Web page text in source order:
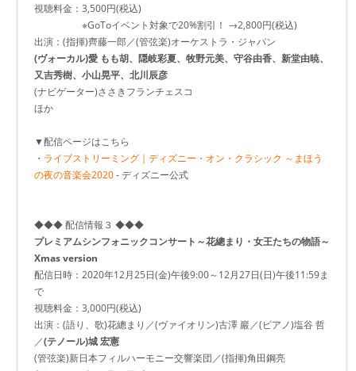
視聴料金：3,500円(税込)
※GoToイベント対象で20%割引！ →2,800円(税込)
出演：(指揮)齊藤一郎／(管弦楽)オーケストラ・ジャパン
(ヴォーカル)愛 もも胡、隠岐彩夏、牧野元美、守谷由香、新堂由暁、
又吉秀樹、小山晃平、北川辰彦
(ナビゲーター)ささきフランチェスコ
ほか
▼配信ページはこちら
・ ライブストリーミング｜ディズニー・オン・クラシック ～まほう
の夜の音楽会2020- ディズニー公式
◆◆◆ 配信情報３ ◆◆◆
プレミアムシンフォニックコンサート～花總まり・女王たちの物語～
Xmas version
配信日時：2020年12月25日(金)午後9:00～12月27日(日)午後11:59ま
で
視聴料金：3,000円(税込)
出演：(語り、歌)花總まり／(ヴァイオリン)古澤 巖／(ピアノ)塩谷 哲
／(テノール)城 宏憲
(管弦楽)新日本フィルハーモニー交響楽団／(指揮)角田鋼亮